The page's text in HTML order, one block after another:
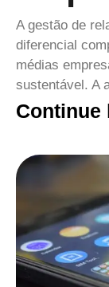
A gestão de
diferencial
médias
sustentável. A
Continue